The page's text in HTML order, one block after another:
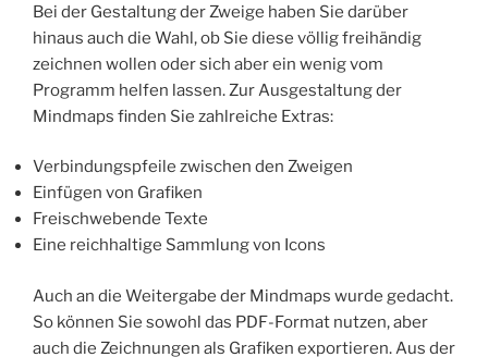
Bei der Gestaltung der Zweige haben Sie darüber
hinaus auch die Wahl, ob Sie diese völlig freihändig
zeichnen wollen oder sich aber ein wenig vom
Programm helfen lassen. Zur Ausgestaltung der
Mindmaps finden Sie zahlreiche Extras:
Verbindungspfeile zwischen den Zweigen
Einfügen von Grafiken
Freischwebende Texte
Eine reichhaltige Sammlung von Icons
Auch an die Weitergabe der Mindmaps wurde gedacht.
So können Sie sowohl das PDF-Format nutzen, aber
auch die Zeichnungen als Grafiken exportieren. Aus der